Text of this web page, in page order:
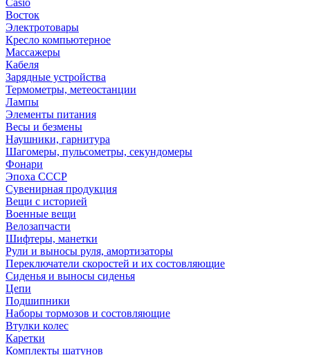
Casio
Восток
Электротовары
Кресло компьютерное
Массажеры
Кабеля
Зарядные устройства
Термометры, метеостанции
Лампы
Элементы питания
Весы и безмены
Наушники, гарнитура
Шагомеры, пульсометры, секундомеры
Фонари
Эпоха СССР
Сувенирная продукция
Вещи с историей
Военные вещи
Велозапчасти
Шифтеры, манетки
Рули и выносы руля, амортизаторы
Переключатели скоростей и их состовляющие
Сиденья и выносы сиденья
Цепи
Подшипники
Наборы тормозов и состовляющие
Втулки колес
Каретки
Комплекты шатунов